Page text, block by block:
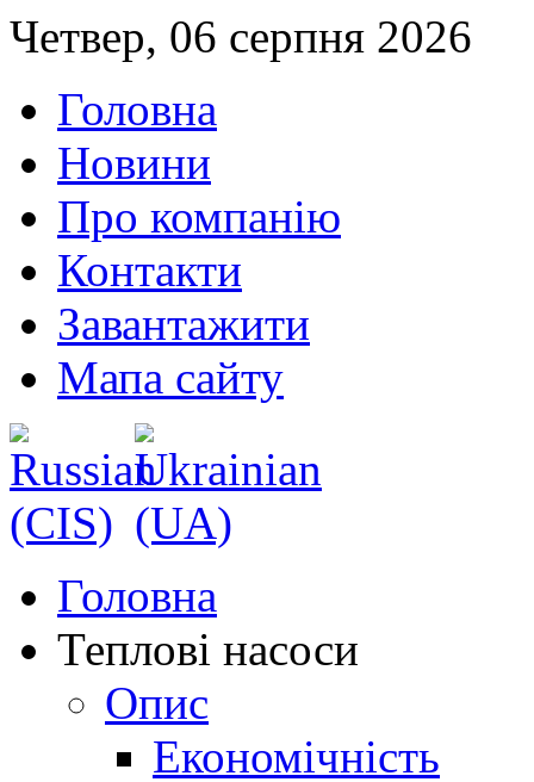
Четвер, 06 серпня 2026
Головна
Новини
Про компанію
Контакти
Завантажити
Мапа сайту
Головна
Теплові насоси
Опис
Економічність